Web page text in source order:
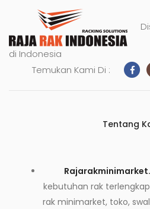
di Indonesia
Temukan Kami Di :
Tentang
kebutuhan rak
rak minimarket, toko,